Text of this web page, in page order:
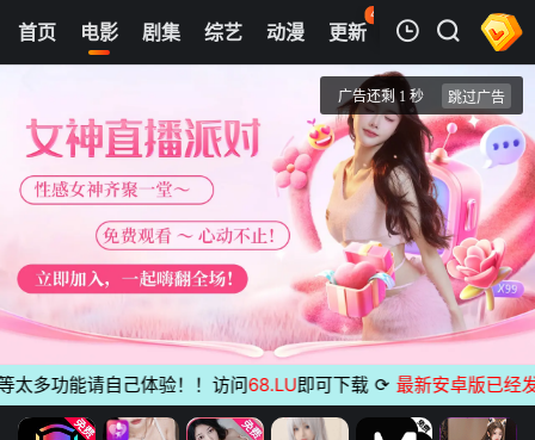
首页 电影 剧集 综艺 动漫 更新
48
热榜 APP
正片
真犯
功能请自己体验！！访问68.LU即可下载 ⟳ 最新安卓版已经发布